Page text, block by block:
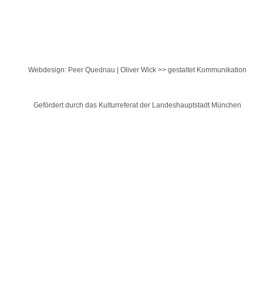
Webdesign: Peer Quednau | Oliver Wick >> gestaltet Kommunikation
Gefördert durch das Kulturreferat der Landeshauptstadt München